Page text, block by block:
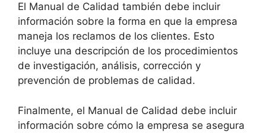
El Manual de Calidad también debe incluir
información sobre la forma en que la empresa
maneja los reclamos de los clientes. Esto
incluye una descripción de los procedimientos
de investigación, análisis, corrección y
prevención de problemas de calidad.
Finalmente, el Manual de Calidad debe incluir
información sobre cómo la empresa se asegura